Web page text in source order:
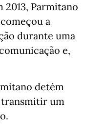
2013, Parmitano
a
durante uma
e,
detém
transmitir um